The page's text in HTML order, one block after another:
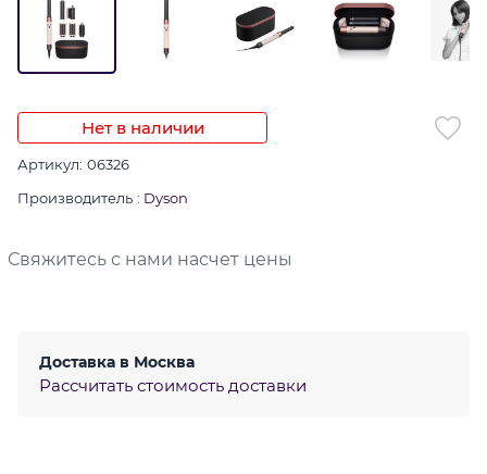
Нет в наличии
Артикул: 06326
Производитель : Dyson
Свяжитесь с нами насчет цены
Доставка в Москва
Рассчитать стоимость доставки